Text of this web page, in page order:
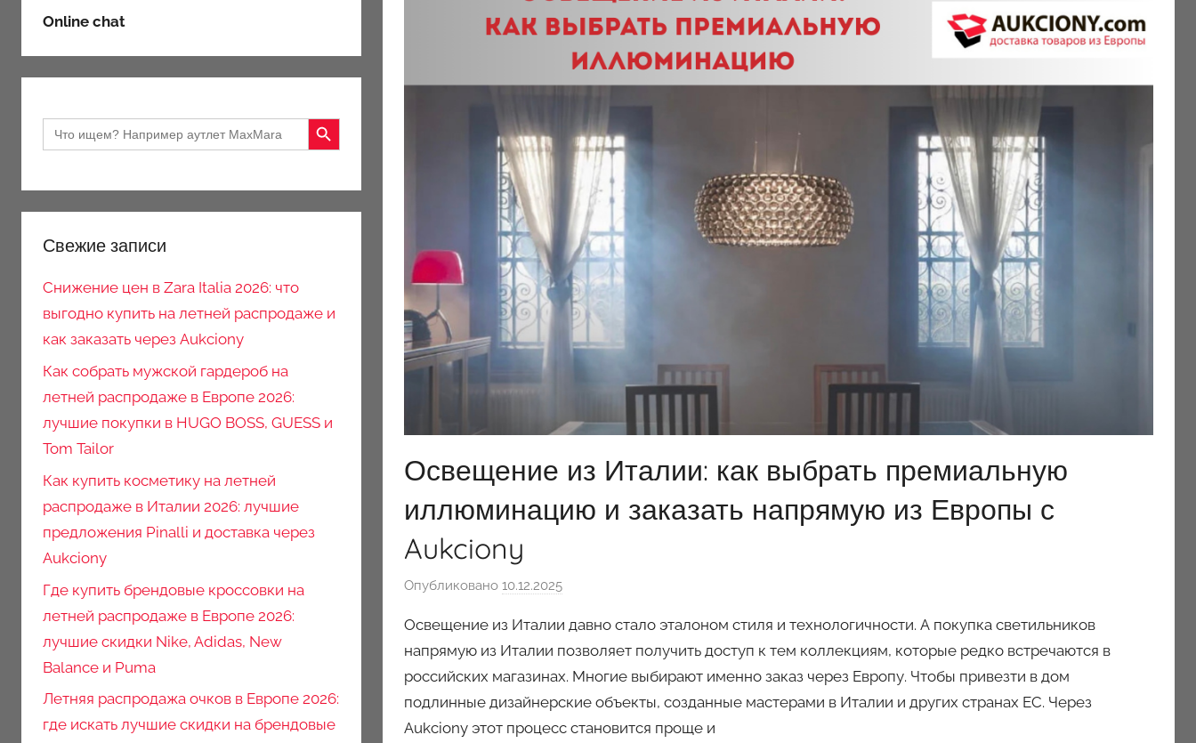
Освещение из Италии: как выбрать премиальную
иллюминацию и заказать напрямую из Европы с
Aukciony
Опубликовано 10.12.2025а
т
о
р
о
м
Освещение из Италии давно стало эталоном стиля и технологичности. А покупка светильников
напрямую из Италии позволяет получить доступ к тем коллекциям, которые редко встречаются в
российских магазинах. Многие выбирают именно заказ через Европу. Чтобы привезти в дом
подлинные дизайнерские объекты, созданные мастерами в Италии и других странах ЕС. Через
Aukciony этот процесс становится проще и
Online chat
Search
for:
Search Button
Свежие записи
Снижение цен в Zara Italia 2026: что
выгодно купить на летней распродаже и
как заказать через Aukciony
Как собрать мужской гардероб на
летней распродаже в Европе 2026:
лучшие покупки в HUGO BOSS, GUESS и
Tom Tailor
Как купить косметику на летней
распродаже в Италии 2026: лучшие
предложения Pinalli и доставка через
Aukciony
Где купить брендовые кроссовки на
летней распродаже в Европе 2026:
лучшие скидки Nike, Adidas, New
Balance и Puma
Летняя распродажа очков в Европе 2026:
где искать лучшие скидки на брендовые